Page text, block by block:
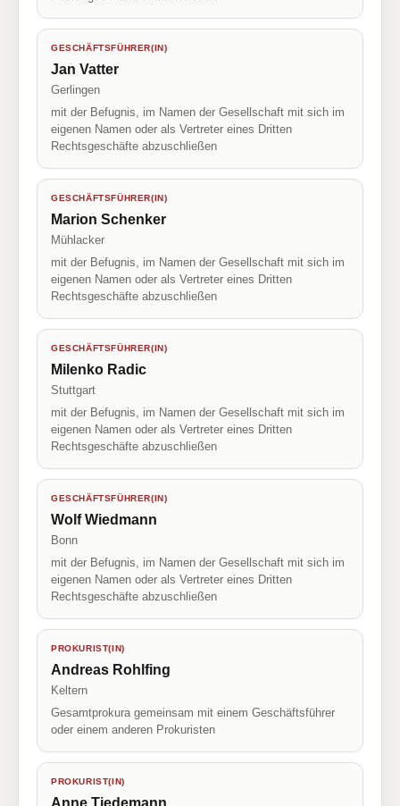
GESCHÄFTSFÜHRER(IN)
Jan Vatter
Gerlingen
mit der Befugnis, im Namen der Gesellschaft mit sich im
eigenen Namen oder als Vertreter eines Dritten
Rechtsgeschäfte abzuschließen
GESCHÄFTSFÜHRER(IN)
Marion Schenker
Mühlacker
mit der Befugnis, im Namen der Gesellschaft mit sich im
eigenen Namen oder als Vertreter eines Dritten
Rechtsgeschäfte abzuschließen
GESCHÄFTSFÜHRER(IN)
Milenko Radic
Stuttgart
mit der Befugnis, im Namen der Gesellschaft mit sich im
eigenen Namen oder als Vertreter eines Dritten
Rechtsgeschäfte abzuschließen
GESCHÄFTSFÜHRER(IN)
Wolf Wiedmann
Bonn
mit der Befugnis, im Namen der Gesellschaft mit sich im
eigenen Namen oder als Vertreter eines Dritten
Rechtsgeschäfte abzuschließen
PROKURIST(IN)
Andreas Rohlfing
Keltern
Gesamtprokura gemeinsam mit einem Geschäftsführer
oder einem anderen Prokuristen
PROKURIST(IN)
Anne Tiedemann